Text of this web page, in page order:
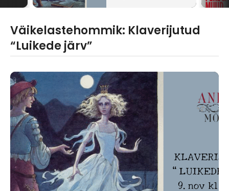
Väikelastehommik: Klaverijutud
“Luikede järv”